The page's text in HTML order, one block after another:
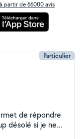
partir de 66000 avis
Particulier
de répondre
désolé si je ne